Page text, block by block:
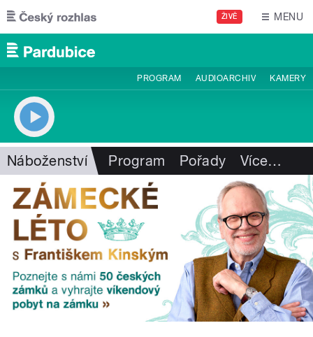
Přejít k hlavnímu obsahu
ŽIVĚ MENU
PROGRAM AUDIOARCHIV KAMERY
Náboženství Program Pořady Více…